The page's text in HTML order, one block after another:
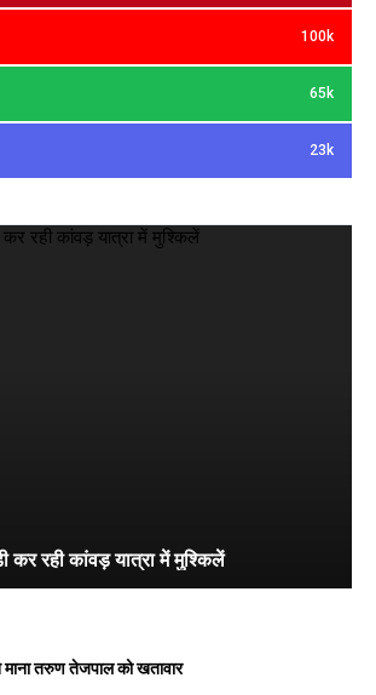
100k
65k
23k
कर रही कांवड़ यात्रा में मुश्किलें
तरुण तेजपाल को खतावार